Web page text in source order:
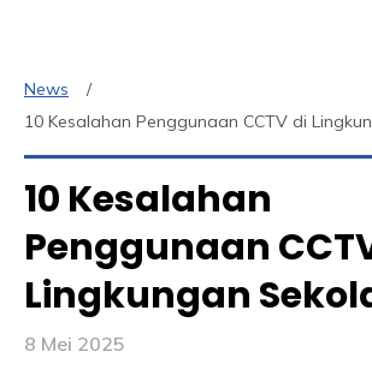
News
10 Kesalahan Penggunaan CCTV di
10 Kesalahan
Penggunaan
Lingkungan
8 Mei 2025